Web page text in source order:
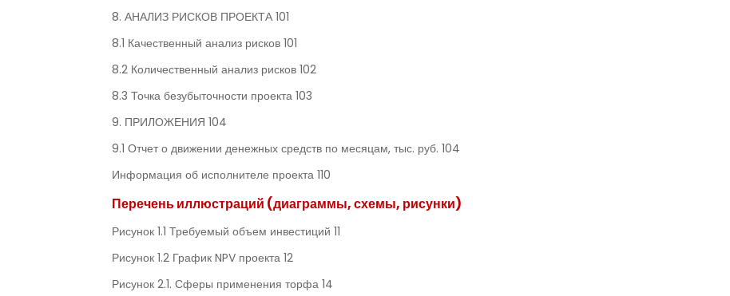
8. АНАЛИЗ РИСКОВ ПРОЕКТА 101
8.1 Качественный анализ рисков 101
8.2 Количественный анализ рисков 102
8.3 Точка безубыточности проекта 103
9. ПРИЛОЖЕНИЯ 104
9.1 Отчет о движении денежных средств по месяцам, тыс. руб. 104
Информация об исполнителе проекта 110
Перечень иллюстраций (диаграммы, схемы, рисунки)
Рисунок 1.1 Требуемый объем инвестиций 11
Рисунок 1.2 График NPV проекта 12
Рисунок 2.1. Сферы применения торфа 14